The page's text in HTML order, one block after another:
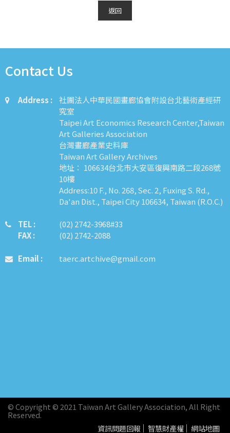
返回
Contact Us
Address :
社團法人中華民國畫廊協會附設台北藝術產經研
究室
Taipei Art Economics Research Center,Taiwan
Art Galleries Association
台灣畫廊產業史料庫
Taiwan Art Gallery Archives
地址： 106634台北市大安區復興南路二段268號
10樓
Address:10 F., No. 268, Sec. 2, Fuxing S. Rd.,
Da'an Dist., Taipei City 106634, Taiwan (R.O.C.)
TEL :
FAX :
​​​​(02) 2742-3968#33
(02) 2742-2088
Email : taerc.artchive@gmail.com
© Copyright © 2021 Taiwan Art Gallery Association, All Right
Reserved.
資訊問題回報
智慧財產權 網站地圖